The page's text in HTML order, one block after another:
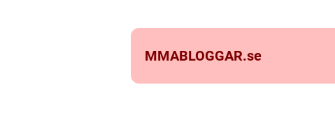
MMABLOGGAR.se